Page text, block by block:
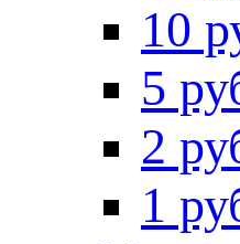
10
5
2
1